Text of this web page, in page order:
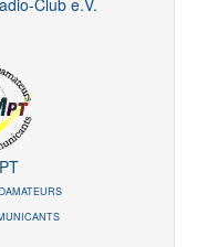
Club e.V.